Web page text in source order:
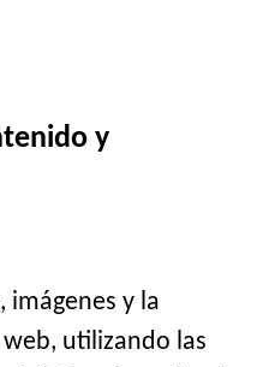
y
y la
utilizando las